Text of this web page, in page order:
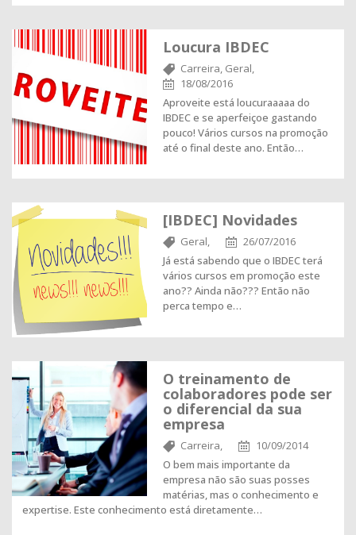
Loucura IBDEC
Carreira, Geral,
18/08/2016
Aproveite está loucuraaaaa do
IBDEC e se aperfeiçoe gastando
pouco! Vários cursos na promoção
até o final deste ano. Então…
[IBDEC] Novidades
Geral,
26/07/2016
Já está sabendo que o IBDEC terá
vários cursos em promoção este
ano?? Ainda não??? Então não
perca tempo e…
O treinamento de
colaboradores pode ser
o diferencial da sua
empresa
Carreira,
10/09/2014
O bem mais importante da
empresa não são suas posses
matérias, mas o conhecimento e
expertise. Este conhecimento está diretamente…